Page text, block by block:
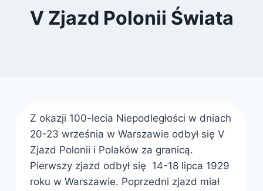
V Zjazd Polonii Świata
Z okazji 100-lecia Niepodległości w dniach
20-23 września w Warszawie odbył się V
Zjazd Polonii i Polaków za granicą.
Pierwszy zjazd odbył się 14-18 lipca 1929
roku w Warszawie. Poprzedni zjazd miał